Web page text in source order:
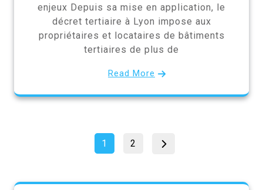
enjeux Depuis sa mise en application, le
décret tertiaire à Lyon impose aux
propriétaires et locataires de bâtiments
tertiaires de plus de
Read More
Pagination
publications
Page
1 Page
2